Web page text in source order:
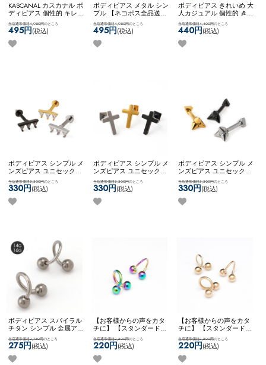
KASCANAL カスカナル ボ
ディピアス 個性的 キレイ
め スタッズ カスタム ユ
ニーク 【ネコポス全品送
料無料】【KASCANAL】
3Way Neji Long Circle WF
当店通常価格4,950円のところ
495円(税込)
ボディピアス メタル シン
プル 【ネコポス全品送料
無料】【SVstyle】broken
stone & bar
当店通常価格4,950円のところ
495円(税込)
ボディピアス きれいめ 大
人カジュアル 個性的 きれ
いめファッション 【ネコ
ポス全品送料無料】
【KASCANAL】Virtical
Circ WF
当店通常価格4,400円のところ
440円(税込)
ボディピアス シンプル メ
ンズピアス ユニセックス
【ネコポス全品送料無
料】【edge】3ジュエル
▲xコーン
当店通常価格3,300円のところ
330円(税込)
ボディピアス シンプル メ
ンズピアス ユニセックス
【ネコポス全品送料無
料】【edge】クロススタ
ッズ
当店通常価格3,300円のところ
330円(税込)
ボディピアス シンプル メ
ンズピアス ユニセックス
【ネコポス全品送料無
料】【edge】3スパイク▲
当店通常価格3,300円のところ
330円(税込)
ボディピアス スパイラル
チタン シンプル 金属アレ
ルギー対応 ネコポスOK
チタン ] スパイラルバー
ベル
当店通常価格2,750円のところ
275円(税込)
【お客様からの声をカタ
チに】 【スタンダード】
チタンコーティング ボデ
ィピアス ピアス スパイラ
ル ツイスト カスタム ア
レンジ 両ネジ ネコポス
当店通常価格2,200円のところ
220円(税込)
【お客様からの声をカタ
チに】 【スタンダード】
チタンコーティング ボデ
ィピアス ピアス スパイラ
ル ツイスト カスタム ア
レンジ 両ネジ ネコポス
当店通常価格2,200円のところ
220円(税込)